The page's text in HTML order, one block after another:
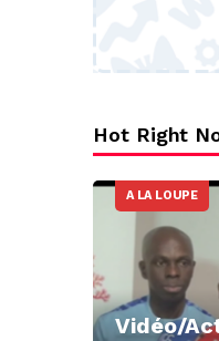
Hot Right
A LA LOUPE
Vidéo/